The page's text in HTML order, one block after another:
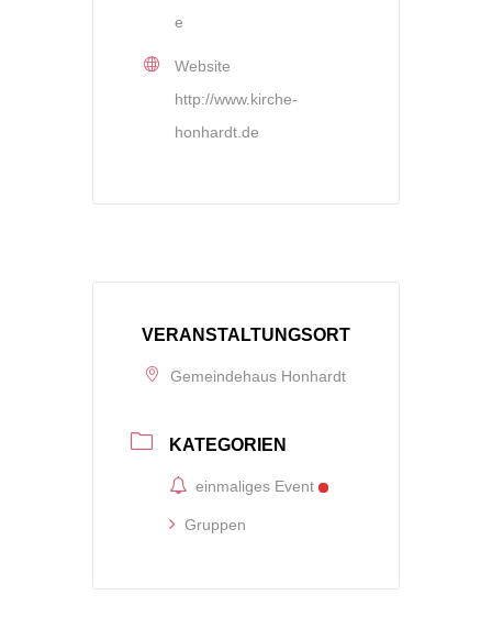
e
Website
http://www.kirche-
honhardt.de
VERANSTALTUNGSORT
Gemeindehaus Honhardt
KATEGORIEN
einmaliges Event
Gruppen